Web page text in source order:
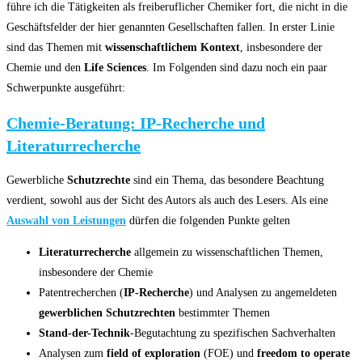
führe ich die Tätigkeiten als freiberuflicher Chemiker fort, die nicht in die
Geschäftsfelder der hier genannten Gesellschaften fallen. In erster Linie
sind das Themen mit wissenschaftlichem Kontext, insbesondere der
Chemie und den Life Sciences. Im Folgenden sind dazu noch ein paar
Schwerpunkte ausgeführt:
Chemie-Beratung: IP-Recherche und
Literaturrecherche
Gewerbliche Schutzrechte sind ein Thema, das besondere Beachtung
verdient, sowohl aus der Sicht des Autors als auch des Lesers. Als eine
Auswahl von Leistungen dürfen die folgenden Punkte gelten
Literaturrecherche allgemein zu wissenschaftlichen Themen,
insbesondere der Chemie
Patentrecherchen (IP-Recherche) und Analysen zu angemeldeten
gewerblichen Schutzrechten bestimmter Themen
Stand-der-Technik-Begutachtung zu spezifischen Sachverhalten
Analysen zum field of exploration (FOE) und freedom to operate